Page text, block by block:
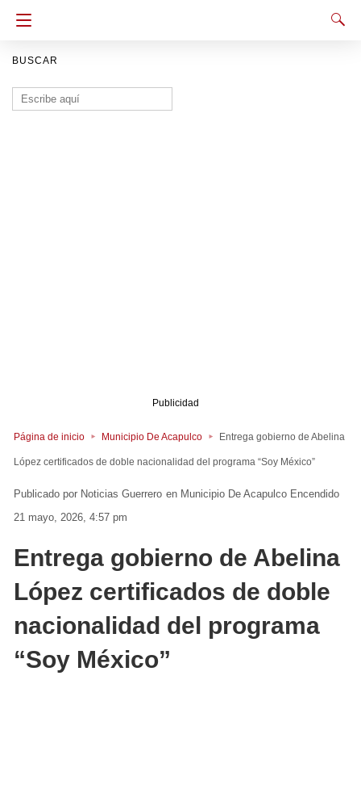
BUSCAR
Buscar:
Publicidad
Página de inicio Municipio De Acapulco Entrega gobierno de Abelina
López certificados de doble nacionalidad del programa “Soy México”
Noticias Guerrero en Municipio De Acapulco Encendido
21 mayo, 2026, 4:57 pm
Entrega gobierno de Abelina
López certificados de doble
nacionalidad del programa
“Soy México”